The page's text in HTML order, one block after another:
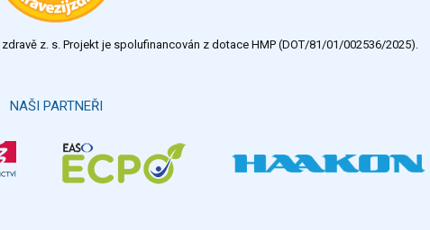
z. s. Projekt je spolufinancován z dotace HMP (DOT/81/01/002536/2025).
NAŠI PARTNEŘI